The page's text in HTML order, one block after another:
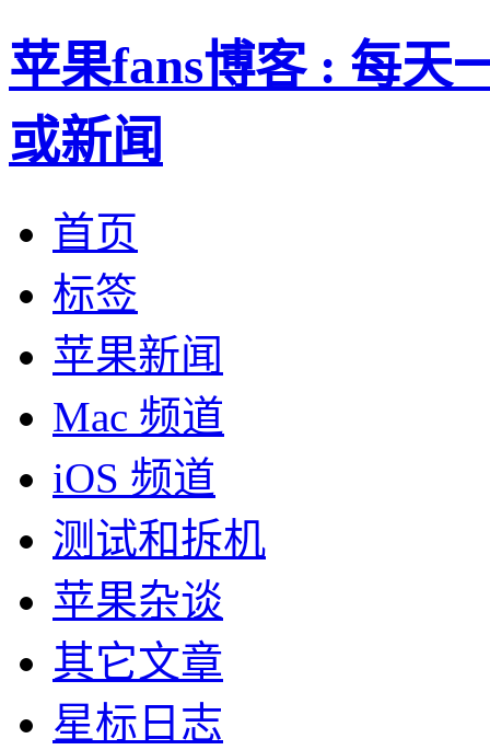
苹果fans博客 : 每天
或新闻
首页
标签
苹果新闻
Mac 频道
iOS 频道
测试和拆机
苹果杂谈
其它文章
星标日志